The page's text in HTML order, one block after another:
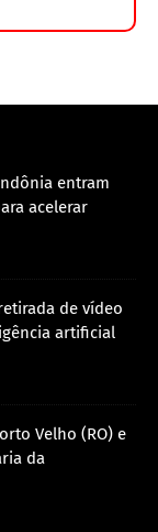
entram
acelerar
de vídeo
artificial
Velho (RO) e
da